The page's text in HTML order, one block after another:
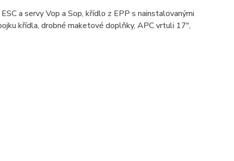
a servy Vop a Sop, křídlo z EPP s nainstalovanými
křídla, drobné maketové doplňky, APC vrtuli 17",